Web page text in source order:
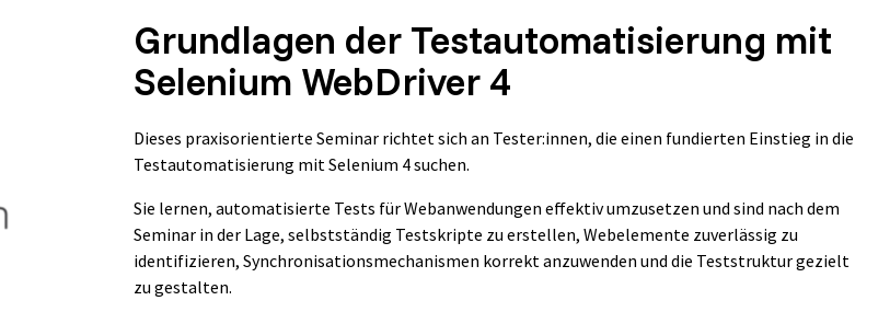
Grundlagen der Testautomatisierung mit
Selenium WebDriver 4
Dieses praxisorientierte Seminar richtet sich an Tester:innen, die einen fundierten Einstieg in die
Testautomatisierung mit Selenium 4 suchen.
Sie lernen, automatisierte Tests für Webanwendungen effektiv umzusetzen und sind nach dem
Seminar in der Lage, selbstständig Testskripte zu erstellen, Webelemente zuverlässig zu
identifizieren, Synchronisationsmechanismen korrekt anzuwenden und die Teststruktur gezielt
zu gestalten.